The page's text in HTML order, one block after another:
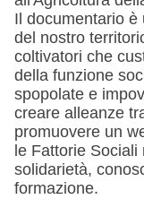
Il documentario è
del nostro
coltivatori che
della funzione
spopolate e
creare alleanze
promuovere un
le Fattorie
solidarietà,
formazione.